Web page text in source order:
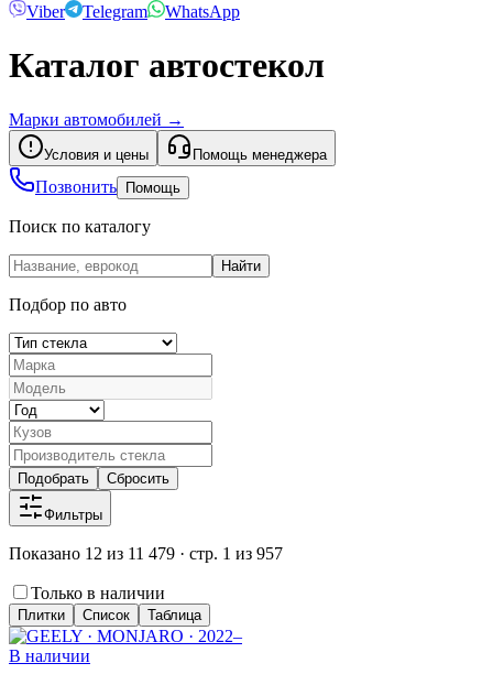
Viber
Telegram WhatsApp
Каталог автостекол
Марки автомобилей →
Условия и цены Помощь менеджера
Позвонить Помощь
Поиск по каталогу
Найти
Подбор по авто
Подобрать Сбросить
Фильтры
Показано 12 из 11 479 · стр. 1 из 957
Только в наличии
Плитки Список Таблица
В наличии